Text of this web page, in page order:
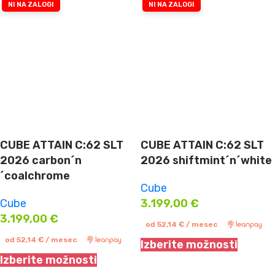
NI NA ZALOGI
CUBE ATTAIN C:62 SLT
2026 carbon´n
´coalchrome
Cube
3.199,00 €
od 52,14 € / mesec
Izberite možnosti
NI NA ZALOGI
CUBE ATTAIN C:62 SLT
2026 shiftmint´n´white
Cube
3.199,00 €
od 52,14 € / mesec
Izberite možnosti